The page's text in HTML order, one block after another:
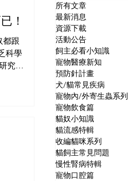
！
都跟
科學
究報
所有文章
最新消息
資源下載
活動公告
飼主必看小知識
寵物醫療新知
預防針計畫
犬/貓常見疾病
寵物內/外寄生蟲系列
寵物飲食篇
貓奴小知識
貓流感特輯
收編貓咪系列
貓飼主常見問題
慢性腎病特輯
寵物口腔篇